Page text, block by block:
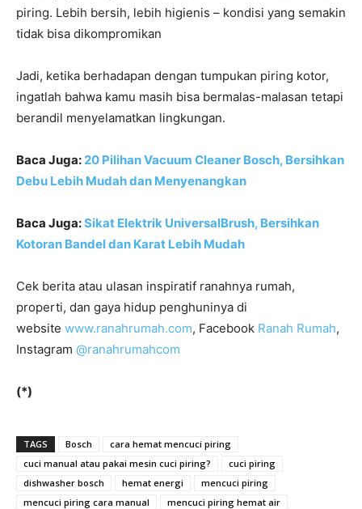
piring. Lebih bersih, lebih higienis – kondisi yang semakin
tidak bisa dikompromikan
Jadi, ketika berhadapan dengan tumpukan piring kotor,
ingatlah bahwa kamu masih bisa bermalas-malasan tetapi
berandil menyelamatkan lingkungan.
Baca Juga: 20 Pilihan Vacuum Cleaner Bosch, Bersihkan
Debu Lebih Mudah dan Menyenangkan
Baca Juga:Sikat Elektrik UniversalBrush, Bersihkan
Kotoran Bandel dan Karat Lebih Mudah
Cek berita atau ulasan inspiratif ranahnya rumah,
properti, dan gaya hidup penghuninya di
website www.ranahrumah.com, Facebook Ranah Rumah,
Instagram @ranahrumahcom
(*)
TAGS Bosch
cara hemat mencuci piring
cuci manual atau pakai mesin cuci piring?
cuci piring
dishwasher bosch
hemat energi
mencuci piring
mencuci piring cara manual
mencuci piring hemat air